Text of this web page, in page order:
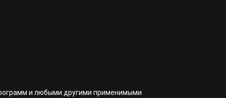
и любыми другими применимыми